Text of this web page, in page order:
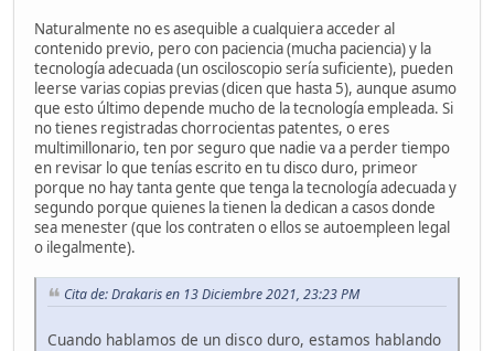
Naturalmente no es asequible a cualquiera acceder al
contenido previo, pero con paciencia (mucha paciencia) y la
tecnología adecuada (un osciloscopio sería suficiente), pueden
leerse varias copias previas (dicen que hasta 5), aunque asumo
que esto último depende mucho de la tecnología empleada. Si
no tienes registradas chorrocientas patentes, o eres
multimillonario, ten por seguro que nadie va a perder tiempo
en revisar lo que tenías escrito en tu disco duro, primeor
porque no hay tanta gente que tenga la tecnología adecuada y
segundo porque quienes la tienen la dedican a casos donde
sea menester (que los contraten o ellos se autoempleen legal
o ilegalmente).
Cita de: Drakaris en 13 Diciembre 2021, 23:23 PM
Cuando hablamos de un disco duro, estamos hablando